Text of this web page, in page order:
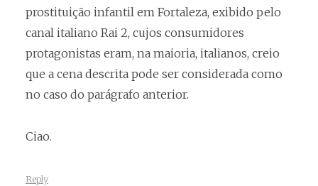
prostituição infantil em Fortaleza, exibido pelo
canal italiano Rai 2, cujos consumidores
protagonistas eram, na maioria, italianos, creio
que a cena descrita pode ser considerada como
no caso do parágrafo anterior.
Ciao.
Reply